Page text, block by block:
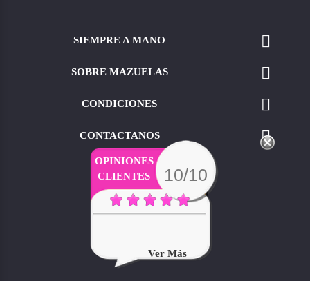
SIEMPRE A MANO 
SOBRE MAZUELAS 
CONDICIONES 
CONTACTANOS 
OPINIONES
CLIENTES
10/10
Ver Más